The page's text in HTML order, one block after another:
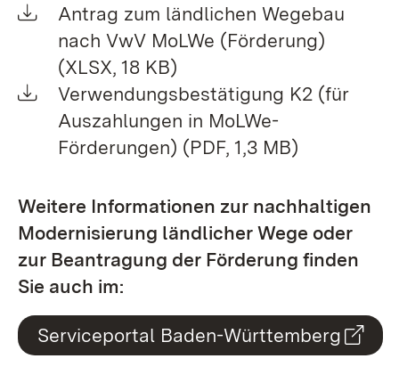
Antrag zum ländlichen Wegebau
nach VwV MoLWe (Förderung)
(XLSX, 18 KB)
Verwendungsbestätigung K2 (für
Auszahlungen in MoLWe-
Förderungen) (PDF, 1,3 MB)
Weitere Informationen zur nachhaltigen
Modernisierung ländlicher Wege oder
zur Beantragung der Förderung finden
Sie auch im:
Serviceportal Baden-Württemberg